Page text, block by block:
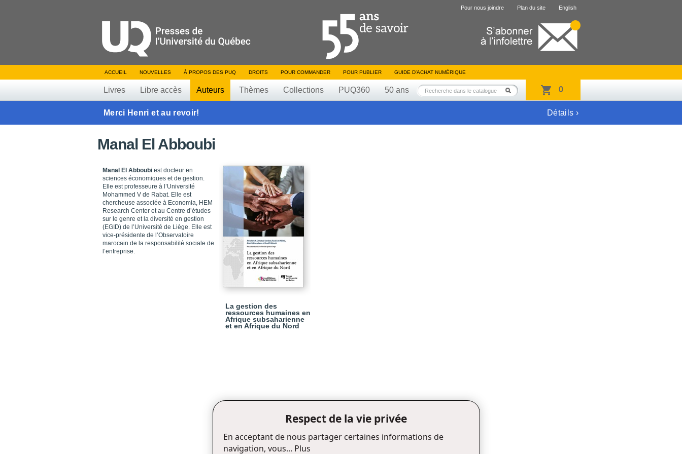
Pour nous joindre Plan du site English
ACCUEIL NOUVELLES À PROPOS DES PUQ DROITS POUR COMMANDER POUR PUBLIER GUIDE D’ACHAT NUMÉRIQUE
Livres Libre accès Auteurs Thèmes Collections PUQ360 50 ans 0
Merci Henri et au revoir! Détails ›
Manal El Abboubi
Manal El Abboubi est docteur en
sciences économiques et de gestion.
Elle est professeure à l’Université
Mohammed V de Rabat. Elle est
chercheuse associée à Economia, HEM
Research Center et au Centre d’études
sur le genre et la diversité en gestion
(EGID) de l’Université de Liège. Elle est
vice-présidente de l’Observatoire
marocain de la responsabilité sociale de
l’entreprise.
La gestion des
ressources humaines en
Afrique subsaharienne
et en Afrique du Nord
Respect de la vie privée
En acceptant de nous partager certaines informations de
navigation, vous... Plus